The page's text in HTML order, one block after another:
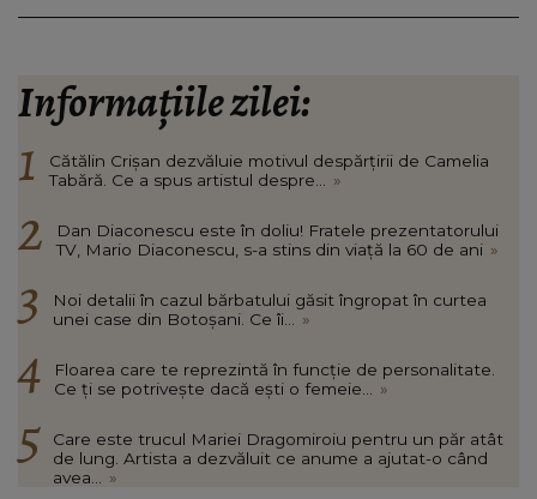
Informațiile zilei:
Cătălin Crișan dezvăluie motivul despărțirii de Camelia
Tabără. Ce a spus artistul despre...
»
Dan Diaconescu este în doliu! Fratele prezentatorului
TV, Mario Diaconescu, s-a stins din viață la 60 de ani »
Noi detalii în cazul bărbatului găsit îngropat în curtea
unei case din Botoșani. Ce îi...
»
Floarea care te reprezintă în funcție de personalitate.
Ce ți se potrivește dacă ești o femeie...
»
Care este trucul Mariei Dragomiroiu pentru un păr atât
de lung. Artista a dezvăluit ce anume a ajutat-o când
avea...
»